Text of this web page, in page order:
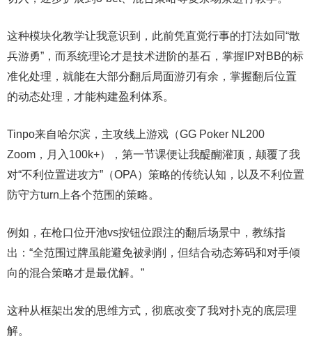
这种模块化教学让我意识到，此前凭直觉行事的打法如同“散
兵游勇”，而系统理论才是技术进阶的基石，掌握IP对BB的标
准化处理，就能在大部分翻后局面游刃有余，掌握翻后位置
的动态处理，才能构建盈利体系。
Tinpo来自哈尔滨，主攻线上游戏（GG Poker NL200
Zoom，月入100k+），第一节课便让我醍醐灌顶，颠覆了我
对“不利位置进攻方”（OPA）策略的传统认知，以及不利位置
防守方turn上各个范围的策略。
例如，在枪口位开池vs按钮位跟注的翻后场景中，教练指
出：“全范围过牌虽能避免被剥削，但结合动态筹码和对手倾
向的混合策略才是最优解。”
这种从框架出发的思维方式，彻底改变了我对扑克的底层理
解。